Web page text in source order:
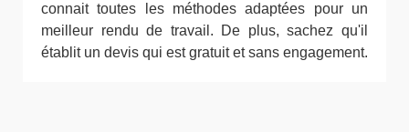
connait toutes les méthodes adaptées pour un
meilleur rendu de travail. De plus, sachez qu'il
établit un devis qui est gratuit et sans engagement.